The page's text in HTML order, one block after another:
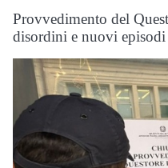
Provvedimento del
disordini e nuovi